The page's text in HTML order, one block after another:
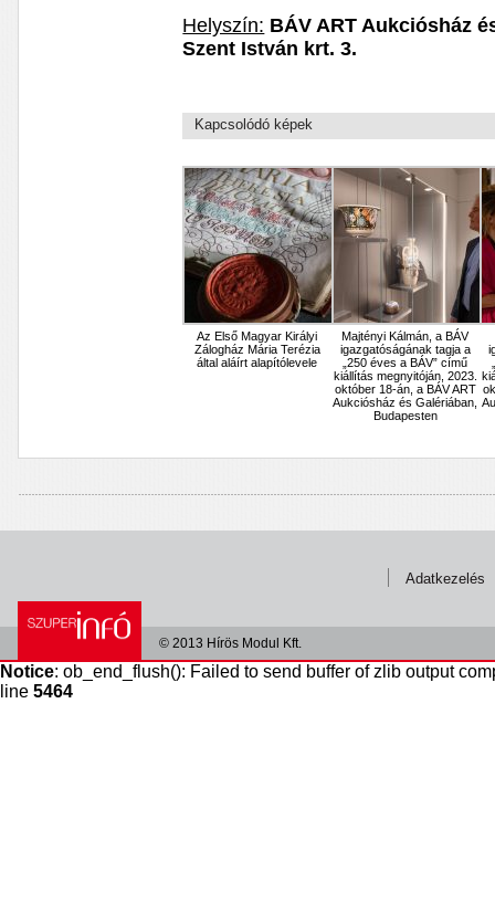
Helyszín: BÁV ART Aukciósház
Szent István krt. 3.
Kapcsolódó képek
Az Első Magyar Királyi
Zálogház Mária Terézia
által aláírt alapítólevele
Majtényi Kálmán, a BÁV
igazgatóságának tagja a
„250 éves a BÁV” című
kiállítás megnyitóján, 2023.
október 18-án, a BÁV ART
Aukciósház és Galériában,
Budapesten
Adatkezelés
© 2013 Hírös Modul Kft.
Notice: ob_end_flush(): Failed to send buffer of zlib output
line 5464